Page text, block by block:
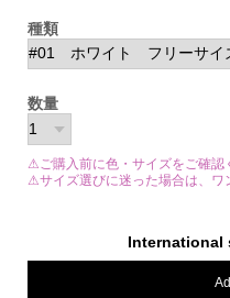
種類
数量
⚠ご購入前に色・サイズをご確認
⚠サイズ選びに迷った場合は、ワ
International